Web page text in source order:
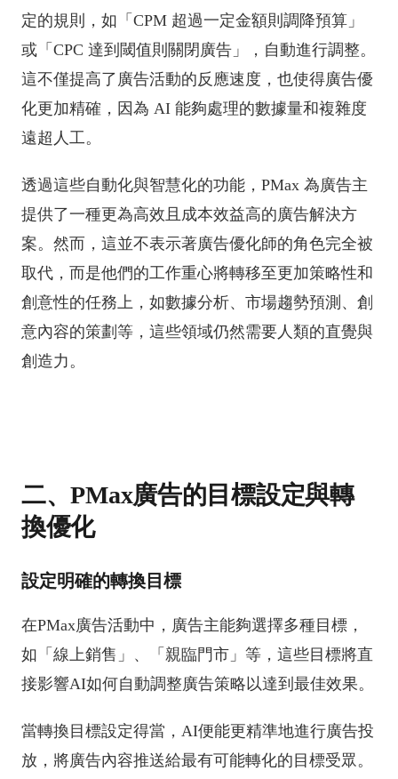
定的規則，如「CPM 超過一定金額則調降預算」
或「CPC 達到閾值則關閉廣告」，自動進行調整。
這不僅提高了廣告活動的反應速度，也使得廣告優
化更加精確，因為 AI 能夠處理的數據量和複雜度
遠超人工。
透過這些自動化與智慧化的功能，PMax 為廣告主
提供了一種更為高效且成本效益高的廣告解決方
案。然而，這並不表示著廣告優化師的角色完全被
取代，而是他們的工作重心將轉移至更加策略性和
創意性的任務上，如數據分析、市場趨勢預測、創
意內容的策劃等，這些領域仍然需要人類的直覺與
創造力。
二、PMax廣告的目標設定與轉
換優化
設定明確的轉換目標
在PMax廣告活動中，廣告主能夠選擇多種目標，
如「線上銷售」、「親臨門市」等，這些目標將直
接影響AI如何自動調整廣告策略以達到最佳效果。
當轉換目標設定得當，AI便能更精準地進行廣告投
放，將廣告內容推送給最有可能轉化的目標受眾。